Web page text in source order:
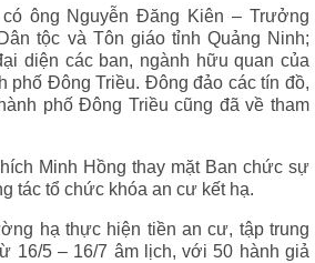
ông Nguyễn Đăng Kiên – Trưởng
tộc và Tôn giáo tỉnh Quảng Ninh;
diện các ban, ngành hữu quan của
phố Đông Triều. Đông đảo các tín đồ,
phố Đông Triều cũng đã về tham
Minh Hồng thay mặt Ban chức sự
tác tổ chức khóa an cư kết hạ.
hạ thực hiện tiền an cư, tập trung
16/5 – 16/7 âm lịch, với 50 hành giả